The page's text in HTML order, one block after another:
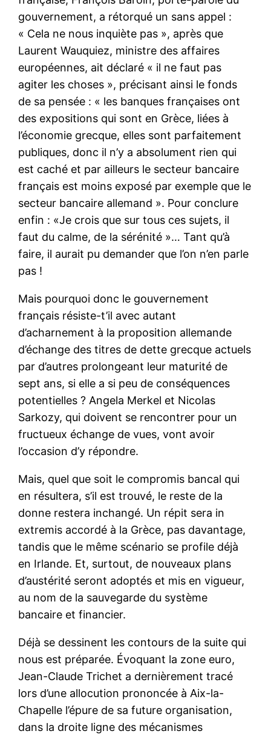
gouvernement, a rétorqué un sans appel :
« Cela ne nous inquiète pas », après que
Laurent Wauquiez, ministre des affaires
européennes, ait déclaré « il ne faut pas
agiter les choses », précisant ainsi le fonds
de sa pensée : « les banques françaises ont
des expositions qui sont en Grèce, liées à
l’économie grecque, elles sont parfaitement
publiques, donc il n’y a absolument rien qui
est caché et par ailleurs le secteur bancaire
français est moins exposé par exemple que le
secteur bancaire allemand ». Pour conclure
enfin : «Je crois que sur tous ces sujets, il
faut du calme, de la sérénité »… Tant qu’à
faire, il aurait pu demander que l’on n’en parle
pas !
Mais pourquoi donc le gouvernement
français résiste-t’il avec autant
d’acharnement à la proposition allemande
d’échange des titres de dette grecque actuels
par d’autres prolongeant leur maturité de
sept ans, si elle a si peu de conséquences
potentielles ? Angela Merkel et Nicolas
Sarkozy, qui doivent se rencontrer pour un
fructueux échange de vues, vont avoir
l’occasion d’y répondre.
Mais, quel que soit le compromis bancal qui
en résultera, s’il est trouvé, le reste de la
donne restera inchangé. Un répit sera in
extremis accordé à la Grèce, pas davantage,
tandis que le même scénario se profile déjà
en Irlande. Et, surtout, de nouveaux plans
d’austérité seront adoptés et mis en vigueur,
au nom de la sauvegarde du système
bancaire et financier.
Déjà se dessinent les contours de la suite qui
nous est préparée. Évoquant la zone euro,
Jean-Claude Trichet a dernièrement tracé
lors d’une allocution prononcée à Aix-la-
Chapelle l’épure de sa future organisation,
dans la droite ligne des mécanismes